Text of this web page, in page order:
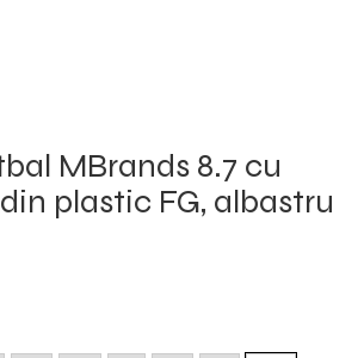
MBrands 8.7 cu
plastic FG, albastru